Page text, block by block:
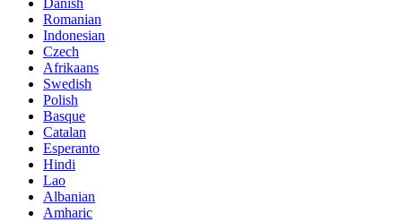
Danish
Romanian
Indonesian
Czech
Afrikaans
Swedish
Polish
Basque
Catalan
Esperanto
Hindi
Lao
Albanian
Amharic